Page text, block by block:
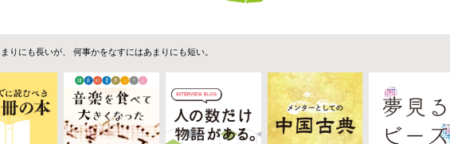
りにも長いが、 何事かをなすにはあまりにも短い。